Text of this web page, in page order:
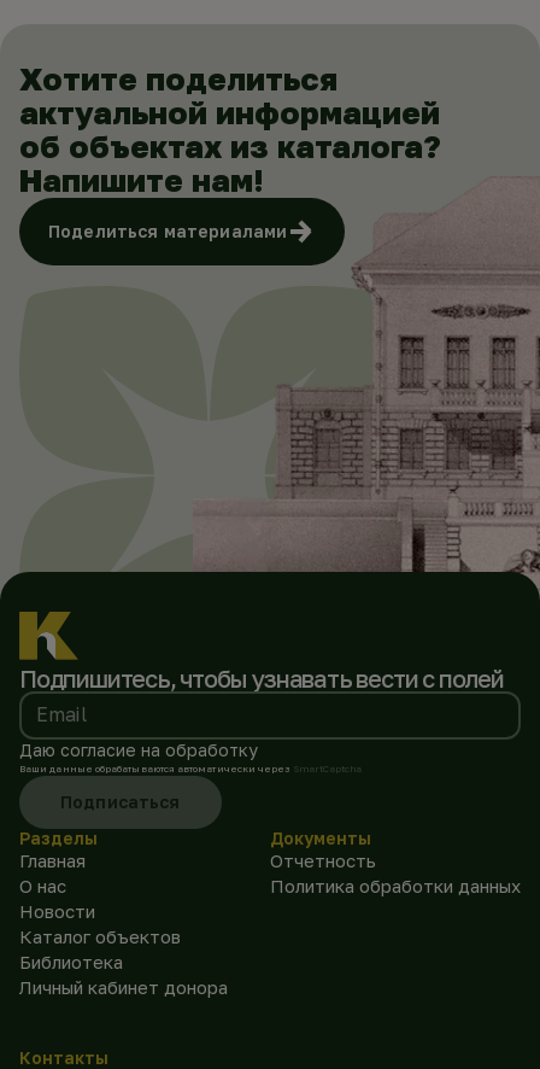
Хотите поделиться
актуальной информацией
об объектах из каталога?
Напишите нам!
Поделиться материалами
Подпишитесь, чтобы узнавать вести с полей
Email
Даю согласие на обработку
Ваши данные обрабатываются автоматически через SmartCaptcha
Подписаться
Разделы
Главная
О нас
Новости
Каталог объектов
Библиотека
Личный кабинет донора
Документы
Отчетность
Политика обработки данных
Контакты